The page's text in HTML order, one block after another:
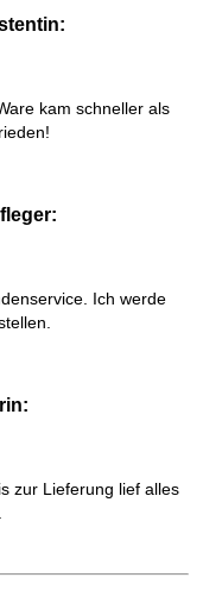
kam schneller als
Ich werde
zur Lieferung lief alles